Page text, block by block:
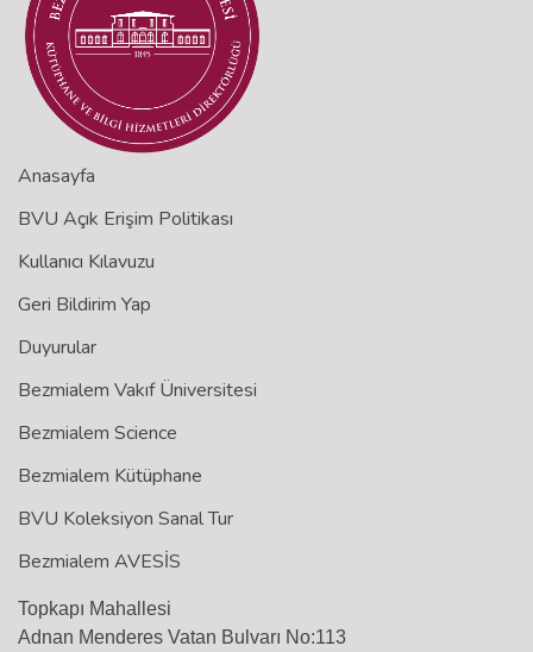
Anasayfa
BVU Açık Erişim Politikası
Kullanıcı Kılavuzu
Geri Bildirim Yap
Duyurular
Bezmialem Vakıf Üniversitesi
Bezmialem Science
Bezmialem Kütüphane
BVU Koleksiyon Sanal Tur
Bezmialem AVESİS
Topkapı Mahallesi
Adnan Menderes Vatan Bulvarı No:113